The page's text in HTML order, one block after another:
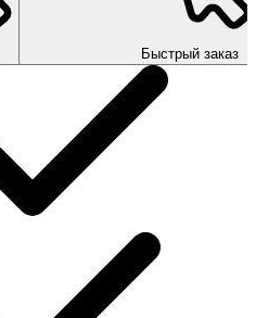
Быстрый заказ